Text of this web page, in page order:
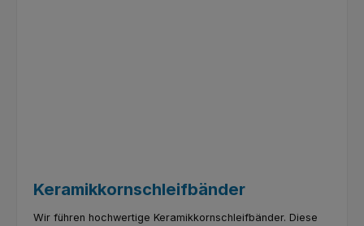
Keramikkornschleifbänder
Wir führen hochwertige Keramikkornschleifbänder. Diese